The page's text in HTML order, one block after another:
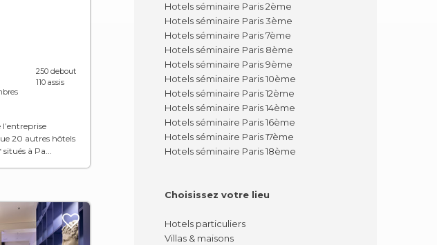
250 debout
110 assis
20 autres hôtels
à Pa...
Hotels séminaire Paris 2ème
Hotels séminaire Paris 3ème
Hotels séminaire Paris 7ème
Hotels séminaire Paris 8ème
Hotels séminaire Paris 9ème
Hotels séminaire Paris 10ème
Hotels séminaire Paris 12ème
Hotels séminaire Paris 14ème
Hotels séminaire Paris 16ème
Hotels séminaire Paris 17ème
Hotels séminaire Paris 18ème
Choisissez votre lieu
Hotels particuliers
Villas & maisons